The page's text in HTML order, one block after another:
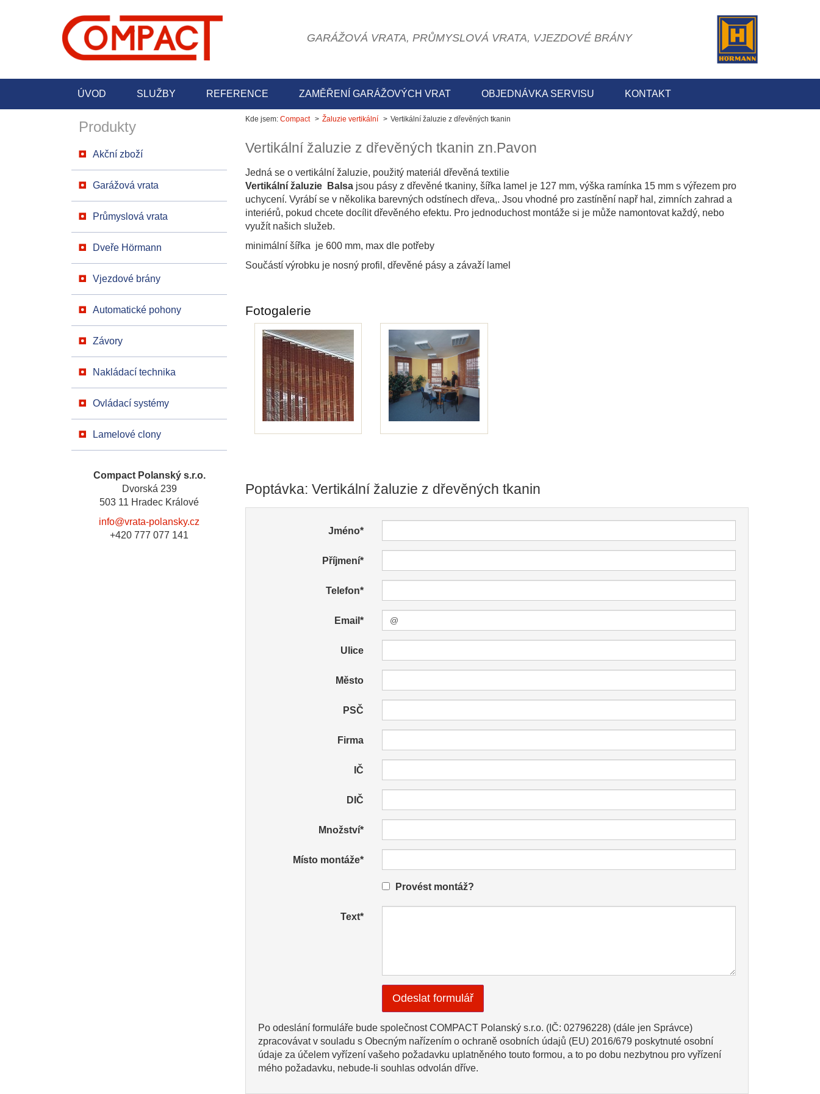
GARÁŽOVÁ VRATA, PRŮMYSLOVÁ VRATA, VJEZDOVÉ BRÁNY
ÚVOD SLUŽBY REFERENCE ZAMĚŘENÍ GARÁŽOVÝCH VRAT OBJEDNÁVKA SERVISU KONTAKT
Kde jsem: Compact Žaluzie vertikální Vertikální žaluzie z dřevěných tkanin
Vertikální žaluzie z dřevěných tkanin zn.Pavon
Jedná se o vertikální žaluzie, použitý materiál dřevěná textilie
Vertikální žaluzie Balsa jsou pásy z dřevěné tkaniny, šířka lamel je 127 mm, výška ramínka 15 mm s výřezem pro
uchycení. Vyrábí se v několika barevných odstínech dřeva,. Jsou vhodné pro zastínění např hal, zimních zahrad a
interiérů, pokud chcete docílit dřevěného efektu. Pro jednoduchost montáže si je může namontovat každý, nebo
využít našich služeb.
minimální šířka je 600 mm, max dle potřeby
Součástí výrobku je nosný profil, dřevěné pásy a závaží lamel
Fotogalerie
Poptávka: Vertikální žaluzie z dřevěných tkanin
Jméno*
Příjmení*
Telefon*
Email*
Ulice
Město
PSČ
Firma
IČ
DIČ
Množství*
Místo montáže*
Provést montáž?
Text*
Po odeslání formuláře bude společnost COMPACT Polanský s.r.o. (IČ: 02796228) (dále jen Správce)
zpracovávat v souladu s Obecným nařízením o ochraně osobních údajů (EU) 2016/679 poskytnuté osobní
údaje za účelem vyřízení vašeho požadavku uplatněného touto formou, a to po dobu nezbytnou pro vyřízení
mého požadavku, nebude-li souhlas odvolán dříve.
Produkty
Akční zboží
Garážová vrata
Průmyslová vrata
Dveře Hörmann
Vjezdové brány
Automatické pohony
Závory
Nakládací technika
Ovládací systémy
Lamelové clony
Compact Polanský s.r.o.
Dvorská 239
503 11 Hradec Králové
info@vrata-polansky.cz
+420 777 077 141